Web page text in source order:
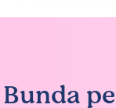
Bunda